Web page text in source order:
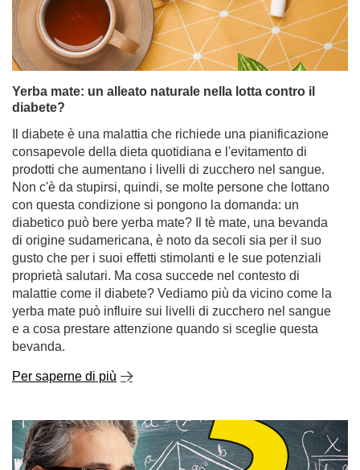
Yerba mate: un alleato naturale nella lotta contro il
diabete?
Il diabete è una malattia che richiede una pianificazione
consapevole della dieta quotidiana e l'evitamento di
prodotti che aumentano i livelli di zucchero nel sangue.
Non c'è da stupirsi, quindi, se molte persone che lottano
con questa condizione si pongono la domanda: un
diabetico può bere yerba mate? Il tè mate, una bevanda
di origine sudamericana, è noto da secoli sia per il suo
gusto che per i suoi effetti stimolanti e le sue potenziali
proprietà salutari. Ma cosa succede nel contesto di
malattie come il diabete? Vediamo più da vicino come la
yerba mate può influire sui livelli di zucchero nel sangue
e a cosa prestare attenzione quando si sceglie questa
bevanda.
Per saperne di più